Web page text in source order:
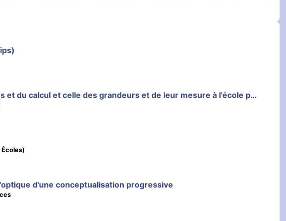
Comment articuler l'étude des nombres et du calcul et celle des grandeurs et de leur mesure à l'école primaire?
d'une conceptualisation progressive